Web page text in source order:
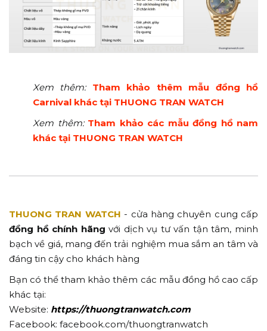
Xem thêm:
Tham khảo thêm mẫu đồng hồ
Carnival khác tại THUONG TRAN WATCH
Xem thêm: Tham khảo các mẫu đồng hồ nam
khác tại THUONG TRAN WATCH
THUONG TRAN WATCH - cửa hàng chuyên cung cấp
đồng hồ chính hãng với dịch vụ tư vấn tận tâm, minh
bạch về giá, mang đến trải nghiệm mua sắm an tâm và
đáng tin cậy cho khách hàng
Bạn có thể tham khảo thêm các mẫu đồng hồ cao cấp
khác tại:
Website: https://thuongtranwatch.com
Facebook: facebook.com/thuongtranwatch